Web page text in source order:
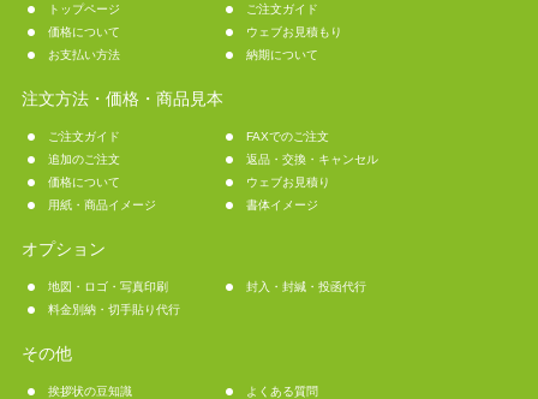
トップページ
ご注文ガイド
価格について
ウェブお見積もり
お支払い方法
納期について
注文方法・価格・商品見本
ご注文ガイド
FAXでのご注文
追加のご注文
返品・交換・キャンセル
価格について
ウェブお見積り
用紙・商品イメージ
書体イメージ
オプション
地図・ロゴ・写真印刷
封入・封緘・投函代行
料金別納・切手貼り代行
その他
挨拶状の豆知識
よくある質問